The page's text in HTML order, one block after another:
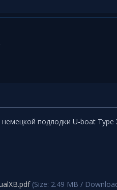
подлодки U-boat Type
(Size: 2.49 MB /